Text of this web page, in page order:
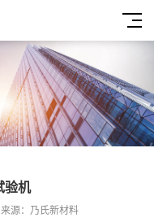
验机
来源：乃氏新材料